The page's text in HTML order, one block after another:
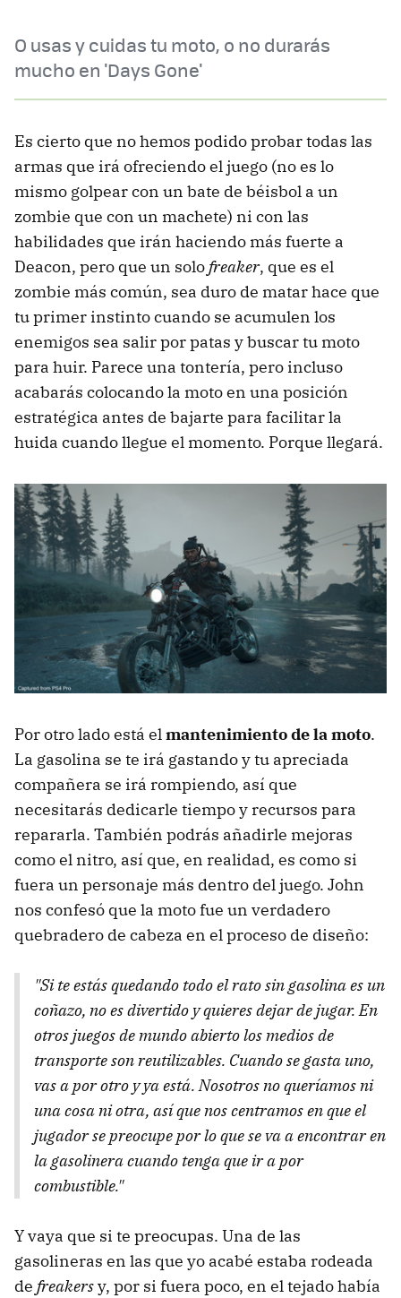
O usas y cuidas tu moto, o no durarás
mucho en 'Days Gone'
Es cierto que no hemos podido probar todas las
armas que irá ofreciendo el juego (no es lo
mismo golpear con un bate de béisbol a un
zombie que con un machete) ni con las
habilidades que irán haciendo más fuerte a
Deacon, pero que un solofreaker, que es el
zombie más común, sea duro de matar hace que
tu primer instinto cuando se acumulen los
enemigos sea salir por patas y buscar tu moto
para huir. Parece una tontería, pero incluso
acabarás colocando la moto en una posición
estratégica antes de bajarte para facilitar la
huida cuando llegue el momento. Porque llegará.
Por otro lado está elmantenimiento de la moto.
La gasolina se te irá gastando y tu apreciada
compañera se irá rompiendo, así que
necesitarás dedicarle tiempo y recursos para
repararla. También podrás añadirle mejoras
como el nitro, así que, en realidad, es como si
fuera un personaje más dentro del juego. John
nos confesó que la moto fue un verdadero
quebradero de cabeza en el proceso de diseño:
"Si te estás quedando todo el rato sin gasolina es un
coñazo, no es divertido y quieres dejar de jugar. En
otros juegos de mundo abierto los medios de
transporte son reutilizables. Cuando se gasta uno,
vas a por otro y ya está. Nosotros no queríamos ni
una cosa ni otra, así que nos centramos en que el
jugador se preocupe por lo que se va a encontrar en
la gasolinera cuando tenga que ir a por
combustible."
Y vaya que si te preocupas. Una de las
gasolineras en las que yo acabé estaba rodeada
de freakersy, por si fuera poco, en el tejado había